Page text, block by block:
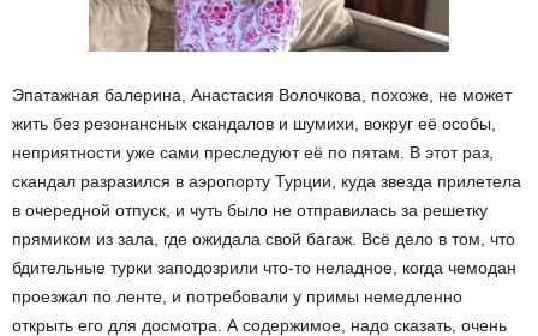
Эпатажная балерина, Анастасия Волочкова, похоже, не может
жить без резонансных скандалов и шумихи, вокруг её особы,
неприятности уже сами преследуют её по пятам. В этот раз,
скандал разразился в аэропорту Турции, куда звезда прилетела
в очередной отпуск, и чуть было не отправилась за решетку
прямиком из зала, где ожидала свой багаж. Всё дело в том, что
бдительные турки заподозрили что-то неладное, когда чемодан
проезжал по ленте, и потребовали у примы немедленно
открыть его для досмотра. А содержимое, надо сказать, очень